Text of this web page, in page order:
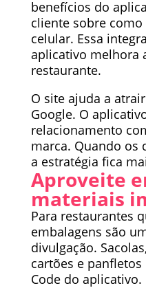
benefícios do
cliente sobre
celular. Essa
aplicativo melhora
restaurante.
O site ajuda a
Google. O
relacionamento
marca. Quando os
a estratégia fica
Aproveite
materiais
Para restaurantes
embalagens são
divulgação.
cartões e
Code do aplicativo.